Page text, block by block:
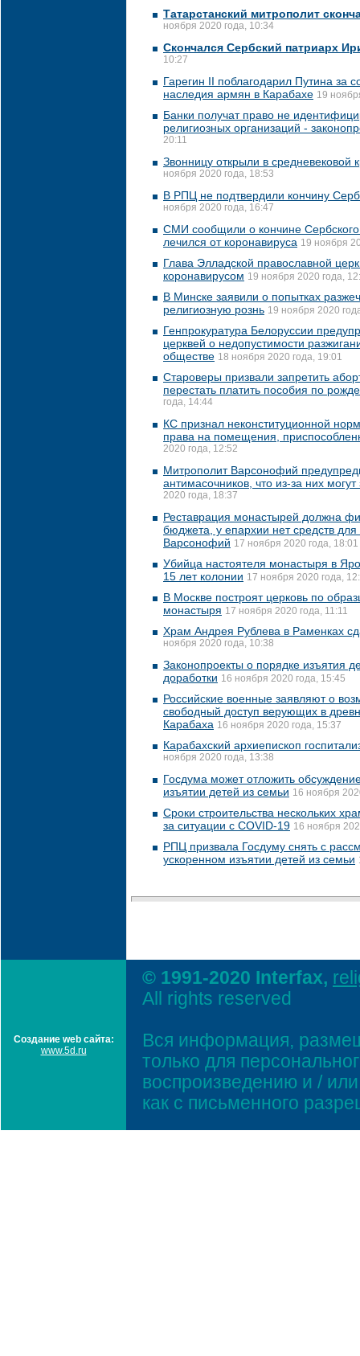
Татарстанский митрополит
ноября 2020 года, 10:34
Скончался Сербский патриарх
10:27
Гарегин II поблагодарил Путина за
наследия армян в Карабахе 19
Банки получат право не
религиозных организаций -
20:11
Звонницу открыли в средневековой
ноября 2020 года, 18:53
В РПЦ не подтвердили кончину
ноября 2020 года, 16:47
СМИ сообщили о кончине
лечился от коронавируса 19 ноября
Глава Элладской православной
коронавирусом 19 ноября 2020 года,
В Минске заявили о попытках
религиозную рознь 19 ноября 2020
Генпрокуратура Белоруссии
церквей о недопустимости
обществе 18 ноября 2020 года, 19:01
Староверы призвали запретить
перестать платить пособия по
года, 14:44
КС признал неконституционной
права на помещения,
2020 года, 12:52
Митрополит Варсонофий
антимасочников, что из-за них
2020 года, 18:37
Реставрация монастырей должна
бюджета, у епархии нет средств
Варсонофий 17 ноября 2020 года, 18:01
Убийца настоятеля монастыря в
15 лет колонии 17 ноября 2020 года,
В Москве построят церковь по
монастыря 17 ноября 2020 года, 11:11
Храм Андрея Рублева в Раменках
ноября 2020 года, 10:38
Законопроекты о порядке изъятия
доработки 16 ноября 2020 года, 15:45
Российские военные заявляют о
свободный доступ верующих в
Карабаха 16 ноября 2020 года, 15:37
Карабахский архиепископ
ноября 2020 года, 13:38
Госдума может отложить
изъятии детей из семьи 16 ноября
Сроки строительства нескольких
за ситуации с COVID-19 16 ноября
РПЦ призвала Госдуму снять с
ускоренном изъятии детей из семьи
Создание web сайта:
www.5d.ru
© 1991-2020 Interfax,
All rights reserved
Вся информация,
только для
воспроизведению и /
как с письменного